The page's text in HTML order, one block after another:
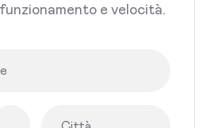
e velocità.